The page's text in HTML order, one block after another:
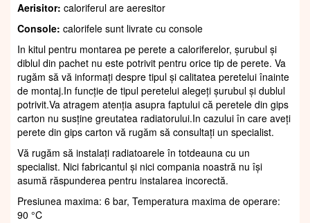
Aerisitor: caloriferul are aeresitor
Console: calorifele sunt livrate cu console
In kitul pentru montarea pe perete a caloriferelor, șurubul și
diblul din pachet nu este potrivit pentru orice tip de perete. Va
rugăm să vă informați despre tipul și calitatea peretelui înainte
de montaj.In funcție de tipul peretelui alegeți șurubul și dublul
potrivit.Va atragem atenția asupra faptului că peretele din gips
carton nu susține greutatea radiatorului.In cazului în care aveți
perete din gips carton vă rugăm să consultați un specialist.
Vă rugăm să instalați radiatoarele în totdeauna cu un
specialist. Nici fabricantul și nici compania noastră nu își
asumă răspunderea pentru instalarea incorectă.
Presiunea maxima: 6 bar, Temperatura maxima de operare:
90 °C